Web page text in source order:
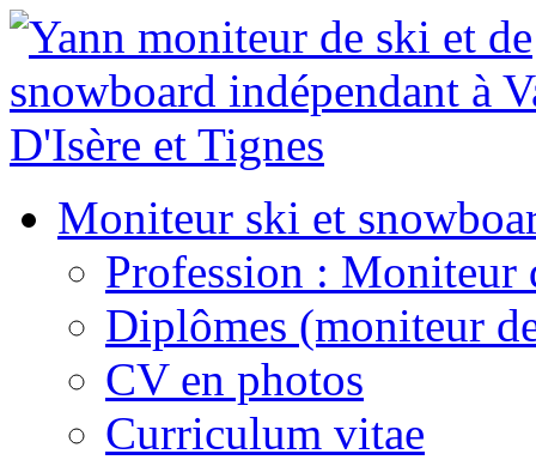
Moniteur ski et
Profession : Moniteur
Diplômes (moniteur
CV en photos
Curriculum vitae